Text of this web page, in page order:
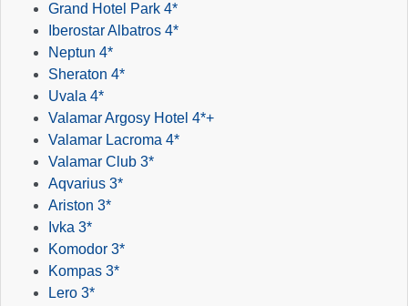
Grand Hotel Park 4*
Iberostar Albatros 4*
Neptun 4*
Sheraton 4*
Uvala 4*
Valamar Argosy Hotel 4*+
Valamar Lacroma 4*
Valamar Club 3*
Aqvarius 3*
Ariston 3*
Ivka 3*
Komodor 3*
Kompas 3*
Lero 3*